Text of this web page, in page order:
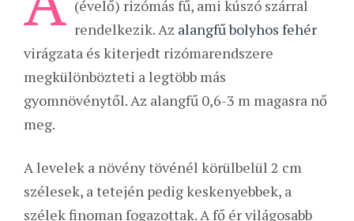
(évelő) rizómás fű, ami kúszó szárral
rendelkezik. Az alangfű bolyhos fehér
virágzata és kiterjedt rizómarendszere
megkülönbözteti a legtöbb más
gyomnövénytől. Az alangfű 0,6-3 m magasra nő
meg.
A levelek a növény tövénél körülbelül 2 cm
szélesek, a tetején pedig keskenyebbek, a
szélek finoman fogazottak. A fő ér világosabb